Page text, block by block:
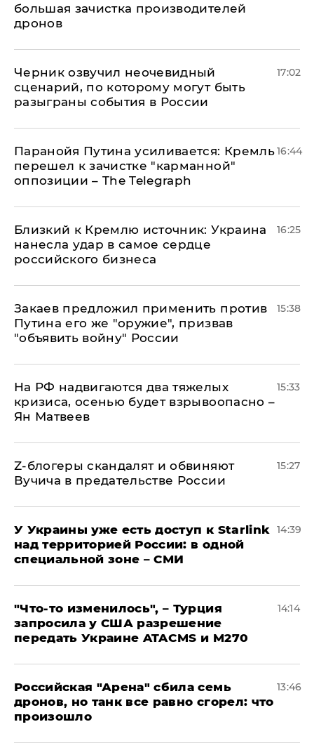
большая зачистка производителей
дронов
Черник озвучил неочевидный
сценарий, по которому могут быть
разыграны события в России
17:02
Паранойя Путина усиливается: Кремль
перешел к зачистке "карманной"
оппозиции – The Telegraph
16:44
Близкий к Кремлю источник: Украина
нанесла удар в самое сердце
российского бизнеса
16:25
Закаев предложил применить против
Путина его же "оружие", призвав
"объявить войну" России
15:38
На РФ надвигаются два тяжелых
кризиса, осенью будет взрывоопасно –
Ян Матвеев
15:33
Z-блогеры скандалят и обвиняют
Вучича в предательстве России
15:27
У Украины уже есть доступ к Starlink
над территорией России: в одной
специальной зоне – СМИ
14:39
​"Что-то изменилось", – Турция
запросила у США разрешение
передать Украине ATACMS и M270
14:14
​Российская "Арена" сбила семь
дронов, но танк все равно сгорел: что
произошло
13:46